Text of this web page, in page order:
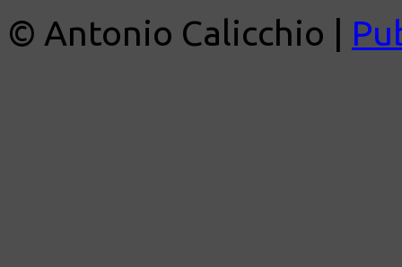
© Antonio Calicchio |